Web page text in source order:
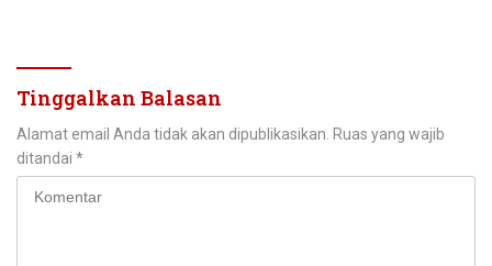
Tinggalkan Balasan
Alamat email Anda tidak akan dipublikasikan. Ruas yang wajib
ditandai *